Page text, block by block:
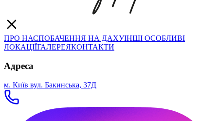
ПРО НАСПОБАЧЕННЯ НА ДАХУІНШІ ОСОБЛИВІ
ЛОКАЦІЇГАЛЕРЕЯКОНТАКТИ
Адреса
м. Київ вул. Бакинська, 37Д